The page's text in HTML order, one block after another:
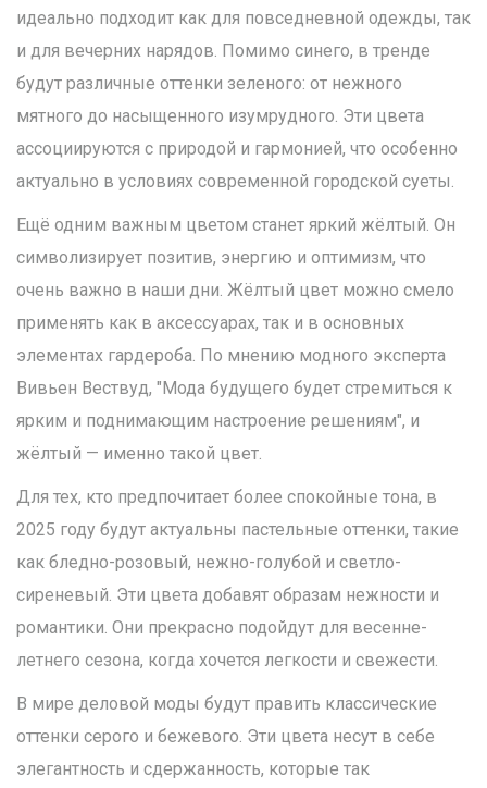
идеально подходит как для повседневной одежды, так
и для вечерних нарядов. Помимо синего, в тренде
будут различные оттенки зеленого: от нежного
мятного до насыщенного изумрудного. Эти цвета
ассоциируются с природой и гармонией, что особенно
актуально в условиях современной городской суеты.
Ещё одним важным цветом станет яркий жёлтый. Он
символизирует позитив, энергию и оптимизм, что
очень важно в наши дни. Жёлтый цвет можно смело
применять как в аксессуарах, так и в основных
элементах гардероба. По мнению модного эксперта
Вивьен Вествуд, "Мода будущего будет стремиться к
ярким и поднимающим настроение решениям", и
жёлтый — именно такой цвет.
Для тех, кто предпочитает более спокойные тона, в
2025 году будут актуальны пастельные оттенки, такие
как бледно-розовый, нежно-голубой и светло-
сиреневый. Эти цвета добавят образам нежности и
романтики. Они прекрасно подойдут для весенне-
летнего сезона, когда хочется легкости и свежести.
В мире деловой моды будут править классические
оттенки серого и бежевого. Эти цвета несут в себе
элегантность и сдержанность, которые так